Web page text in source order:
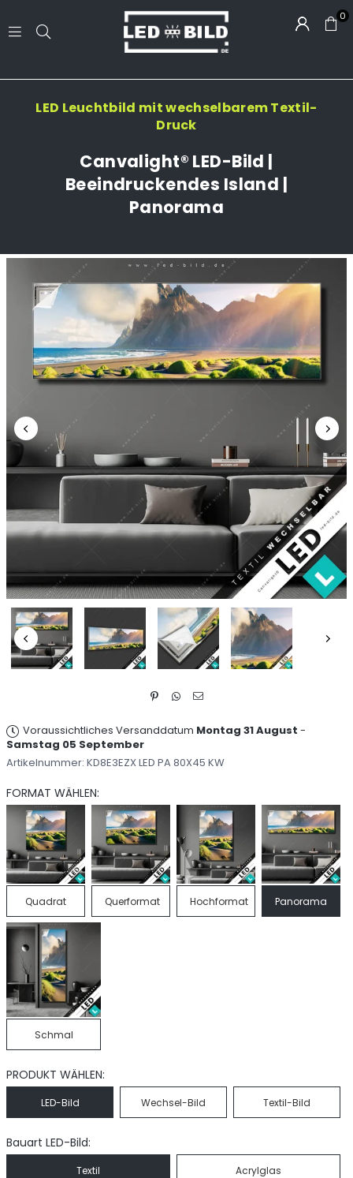
BILD.DE
0
LED Leuchtbild mit wechselbarem Textil-
Druck
Canvalight® LED-Bild |
Beeindruckendes Island |
Panorama
Voraussichtliches Versanddatum Montag 31 August -
Samstag 05 September
Artikelnummer: KD8E3EZX LED PA 80X45 KW
FORMAT WÄHLEN:
Quadrat Querformat Hochformat Panorama
Schmal
PRODUKT WÄHLEN:
LED-Bild Wechsel-Bild Textil-Bild
Bauart LED-Bild:
Textil Acrylglas